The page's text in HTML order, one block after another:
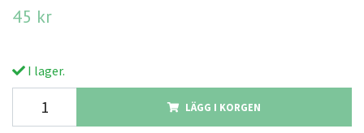
45 kr
I lager.
LÄGG I KORGEN